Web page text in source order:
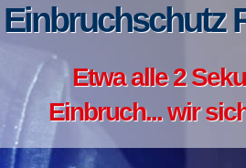
Einbruchschutz
Etwa alle 2
Einbruch... wir